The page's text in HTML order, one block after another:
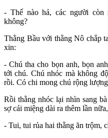
- Thế nào hả, các người
không?
Thằng Bầu với thằng Nô chắp
xin:
- Chú tha cho bọn anh, bọn
tới chú. Chú nhóc mà không
rồi. Có chi mong chú rộng
Rồi thằng nhóc lại nhìn sang
sợ cái miệng dài ra thêm lần
- Tui, tui rủa hai thằng ăn trộm,